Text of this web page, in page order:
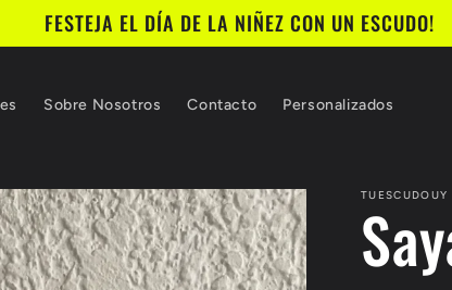
FESTEJA EL DÍA DE LA NIÑEZ CON UN ESCUDO!
Sobre Nosotros Contacto Personalizados
TUESCUDOUY